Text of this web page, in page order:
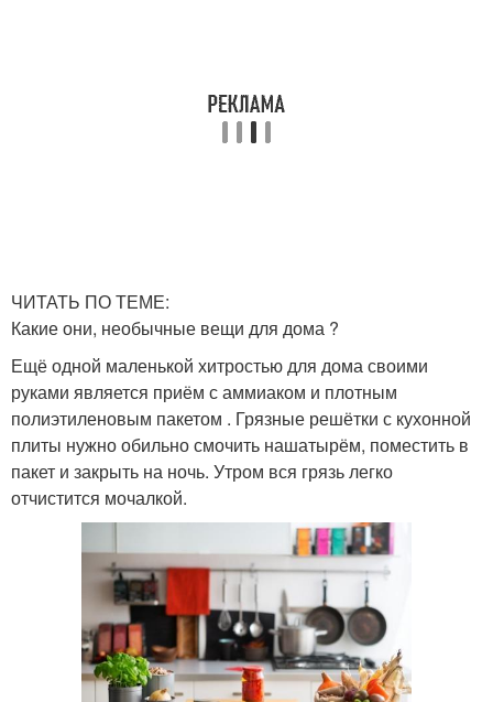
ЧИТАТЬ ПО ТЕМЕ:
Какие они, необычные вещи для дома ?
Ещё одной маленькой хитростью для дома своими
руками является приём с аммиаком и плотным
полиэтиленовым пакетом . Грязные решётки с кухонной
плиты нужно обильно смочить нашатырём, поместить в
пакет и закрыть на ночь. Утром вся грязь легко
отчистится мочалкой.